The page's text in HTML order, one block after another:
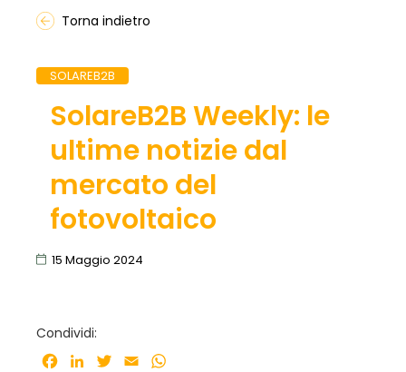
Torna indietro
SOLAREB2B
SolareB2B Weekly: le
ultime notizie dal
mercato del
fotovoltaico
15 Maggio 2024
Condividi:
Facebook
LinkedInTwitter
Email